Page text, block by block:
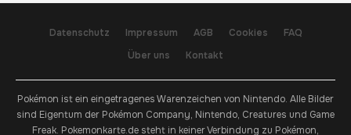
Datenschutz Impressum AGB Cookies
FAQ
Über uns
Kontakt
Pokémon ist ein eingetragenes Warenzeichen von Nintendo. Alle Bilder
sind Eigentum der Pokémon Company, Nintendo, Creatures und Game
Freak. Pokemonkarte.de steht in keiner Verbindung zu Pokémon,